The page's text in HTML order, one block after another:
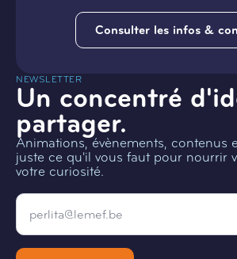
Consulter les infos &
NEWSLETTER
Un concentré
partager.
Animations, évènements, contenus
juste ce qu'il vous faut pour nourrir
votre curiosité.
Email